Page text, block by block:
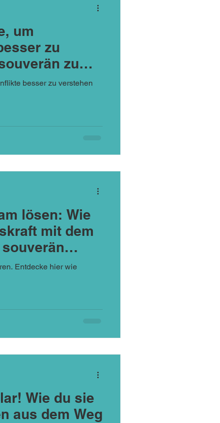
um
zu
zu
besser zu verstehen
lösen: Wie
mit dem
souverän
Entdecke hier wie
Wie du sie
aus dem Weg